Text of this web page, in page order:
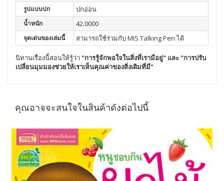
รูปแบบปก ปกอ่อน
น้ำหนัก 42.0000
จุดเด่นของเล่มนี้ สามารถใช้ร่วมกับ MIS Talking Pen ได้
นิทานเรื่องนี้สอนให้รู้ว่า "การรู้จักพอใจในสิ่งที่เรามีอยู่" และ"การปรับ
เปลี่ยนมุมมองช่วยให้เราเห็นคุณค่าของสิ่งเดิมที่มี"
คุณอาจจะสนใจในสินค้าดังต่อไปนี้